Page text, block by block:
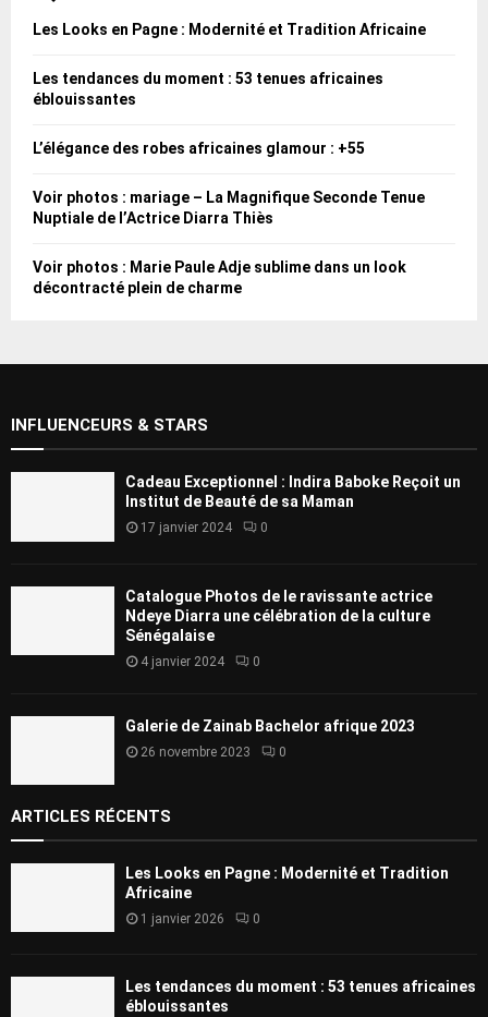
Les Looks en Pagne : Modernité et Tradition Africaine
Les tendances du moment : 53 tenues africaines
éblouissantes
L’élégance des robes africaines glamour : +55
Voir photos : mariage – La Magnifique Seconde Tenue
Nuptiale de l’Actrice Diarra Thiès
Voir photos : Marie Paule Adje sublime dans un look
décontracté plein de charme
INFLUENCEURS & STARS
Cadeau Exceptionnel : Indira Baboke Reçoit un
Institut de Beauté de sa Maman
17 janvier 2024 0
Catalogue Photos de le ravissante actrice
Ndeye Diarra une célébration de la culture
Sénégalaise
4 janvier 2024 0
Galerie de Zainab Bachelor afrique 2023
26 novembre 2023 0
ARTICLES RÉCENTS
Les Looks en Pagne : Modernité et Tradition
Africaine
1 janvier 2026 0
Les tendances du moment : 53 tenues africaines
éblouissantes